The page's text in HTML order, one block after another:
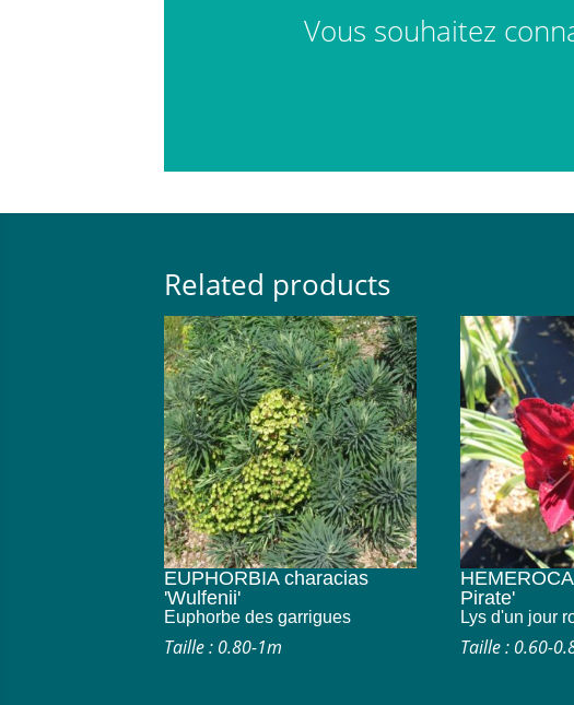
Vous souhaitez
Related products
EUPHORBIA characias
'Wulfenii'
Euphorbe des garrigues
Taille : 0.80-1m
Pirate'
Lys d'un jour
Taille : 0.60-